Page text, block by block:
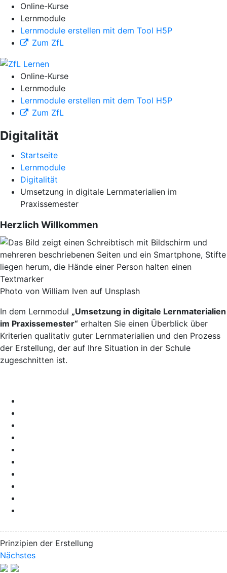
Online-Kurse
Lernmodule
Lernmodule erstellen mit dem Tool H5P
Zum ZfL
Online-Kurse
Lernmodule
Lernmodule erstellen mit dem Tool H5P
Zum ZfL
Digitalität
Startseite
Lernmodule
Digitalität
Umsetzung in digitale Lernmaterialien im
Praxissemester
Herzlich Willkommen
Photo von William Iven auf Unsplash
In dem Lernmodul „Umsetzung in digitale Lernmaterialien
im Praxissemester“ erhalten Sie einen Überblick über
Kriterien qualitativ guter Lernmaterialien und den Prozess
der Erstellung, der auf Ihre Situation in der Schule
zugeschnitten ist.
Prinzipien der Erstellung
Nächstes